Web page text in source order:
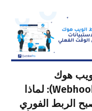
هوك
(Webhook): لماذا
الربط الفوري